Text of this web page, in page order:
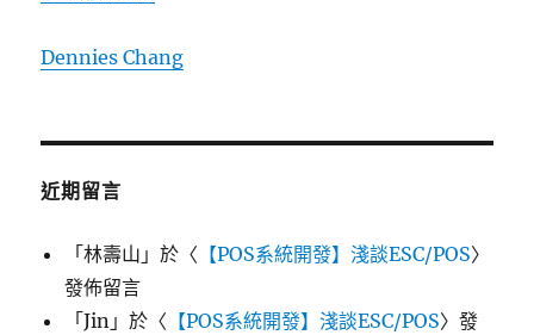
Dennies Chang
近期留言
「林壽山 」於〈 【POS系統開發】淺談ESC/POS〉
發佈留言
「Jin 」於〈 【POS系統開發】淺談ESC/POS〉發